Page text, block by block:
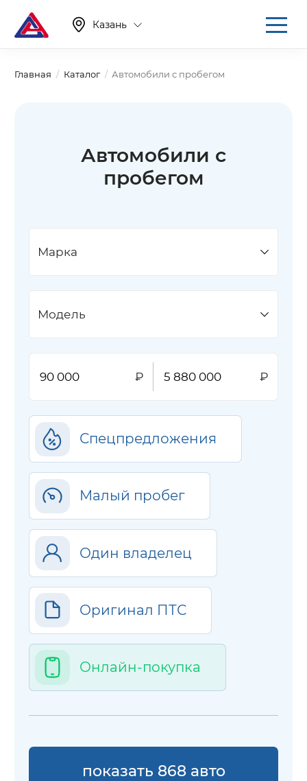
Казань
Главная Каталог Автомобили с пробегом
Автомобили с
пробегом
Марка
Модель
Спецпредложения
Малый пробег
Один владелец
Оригинал ПТС
Онлайн-покупка
показать 868 авто